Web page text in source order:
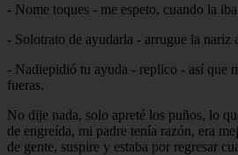
- Nome toques - me espeto, cuando la
- Solotrato de ayudarla - arrugue la nariz
- Nadiepidió tu ayuda - replico - así que
fueras.
No dije nada, solo apreté los puños, lo
de engreída, mi padre tenía razón, era
de gente, suspire y estaba por regresar